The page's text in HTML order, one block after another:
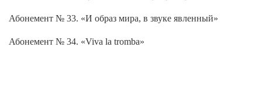
Абонемент № 33. «И образ мира, в звуке явленный»
Абонемент № 34. «Viva la tromba»